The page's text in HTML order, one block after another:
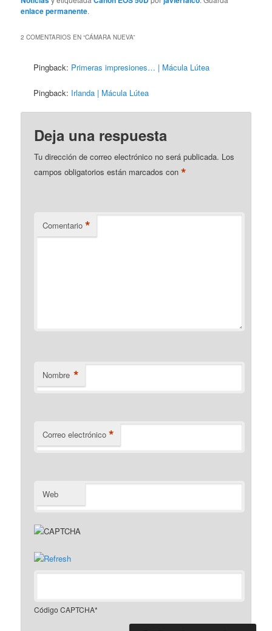
enlace permanente.
2 COMENTARIOS EN “CÁMARA NUEVA”
Pingback: Primeras impresiones… | Mácula Lútea
Pingback: Irlanda | Mácula Lútea
Deja una respuesta
Tu dirección de correo electrónico no será publicada. Los
campos obligatorios están marcados con*
Comentario *
Nombre *
Correo electrónico *
Web
Código CAPTCHA*